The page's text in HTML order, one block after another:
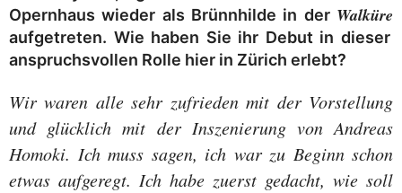
Opernhaus wieder als Brünnhilde in der Walküre
aufgetreten. Wie haben Sie ihr Debut in dieser
anspruchsvollen Rolle hier in Zürich erlebt?
Wir waren alle sehr zufrieden mit der Vorstellung
und glücklich mit der Inszenierung von Andreas
Homoki. Ich muss sagen, ich war zu Beginn schon
etwas aufgeregt. Ich habe zuerst gedacht, wie soll